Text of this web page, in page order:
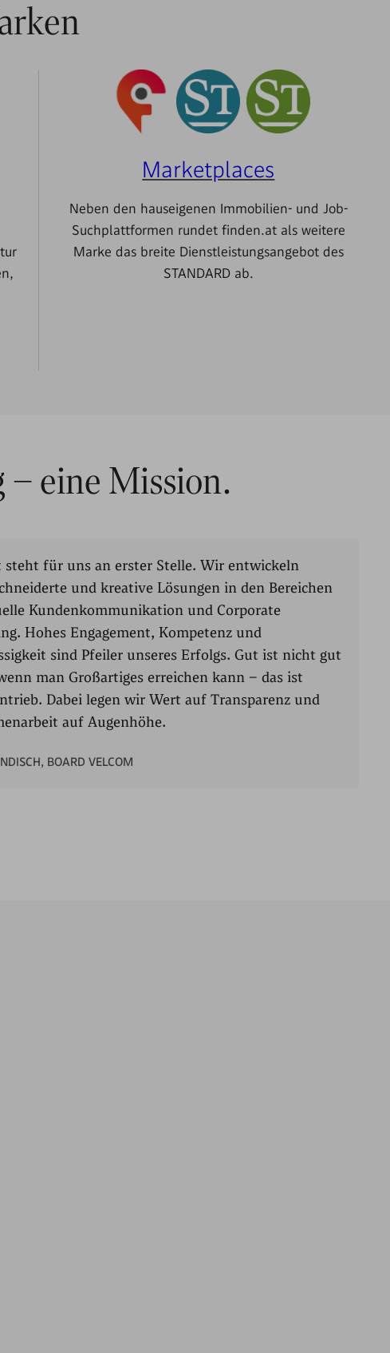
Marketplaces
Neben den hauseigenen Immobilien- und Job-
Suchplattformen rundet finden.at als weitere
Marke das breite Dienstleistungsangebot des
STANDARD ab.
eine Mission.
steht für uns an erster Stelle. Wir entwickeln
und kreative Lösungen in den Bereichen
Kundenkommunikation und Corporate
Hohes Engagement, Kompetenz und
sind Pfeiler unseres Erfolgs. Gut ist nicht gut
man Großartiges erreichen kann – das ist
Dabei legen wir Wert auf Transparenz und
auf Augenhöhe.
BOARD VELCOM